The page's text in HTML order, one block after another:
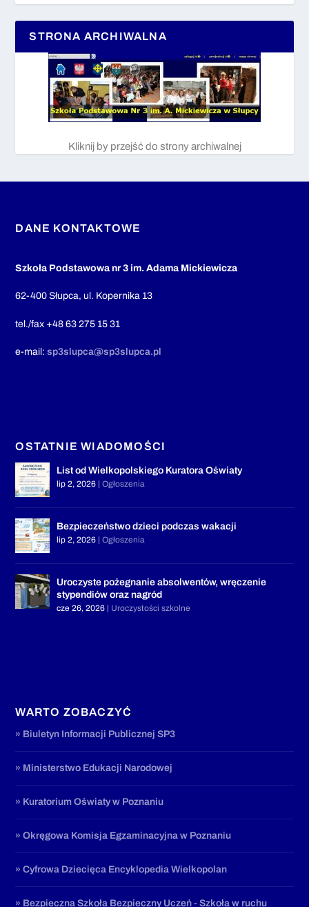
STRONA ARCHIWALNA
Kliknij by przejść do strony archiwalnej
DANE KONTAKTOWE
Szkoła Podstawowa nr 3 im. Adama Mickiewicza
62-400 Słupca, ul. Kopernika 13
tel./fax +48 63 275 15 31
e-mail:sp3slupca@sp3slupca.pl
OSTATNIE WIADOMOŚCI
List od Wielkopolskiego Kuratora Oświaty
lip 2, 2026 |Ogłoszenia
Bezpieczeństwo dzieci podczas wakacji
lip 2, 2026 |Ogłoszenia
Uroczyste pożegnanie absolwentów, wręczenie
stypendiów oraz nagród
cze 26, 2026 | Uroczystości szkolne
WARTO ZOBACZYĆ
» Biuletyn Informacji Publicznej SP3
» Ministerstwo Edukacji Narodowej
» Kuratorium Oświaty w Poznaniu
» Okręgowa Komisja Egzaminacyjna w Poznaniu
» Cyfrowa Dziecięca Encyklopedia Wielkopolan
» Bezpieczna Szkoła Bezpieczny Uczeń - Szkoła w ruchu